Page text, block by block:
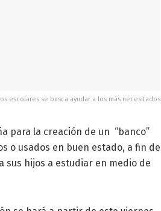
escolares se busca ayudar a los más necesitados
para la creación de un “banco”
o usados en buen estado, a fin de
sus hijos a estudiar en medio de